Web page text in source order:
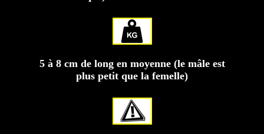
5 à 8 cm de long en moyenne (le mâle est
plus petit que la femelle)